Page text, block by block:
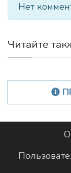
Нет
Читайте